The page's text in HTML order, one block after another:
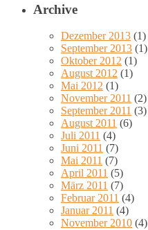
Archive
Dezember 2013 (1)
September 2013 (1)
Oktober 2012 (1)
August 2012 (1)
Mai 2012 (1)
November 2011 (2)
September 2011 (3)
August 2011 (6)
Juli 2011 (4)
Juni 2011 (7)
Mai 2011 (7)
April 2011 (5)
März 2011 (7)
Februar 2011 (4)
Januar 2011 (4)
November 2010 (4)